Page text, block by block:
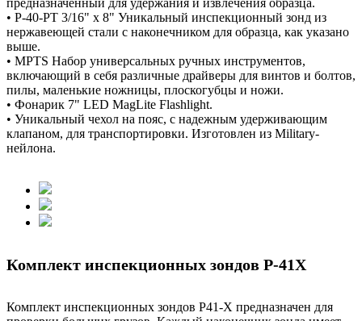
• P-40-PT 3/16" x 8" Уникальный инспекционный зонд из
нержавеющей стали с наконечником для образца, как указано
выше.
• MPTS Набор универсальных ручных инструментов,
включающий в себя различные драйверы для винтов и болтов,
пилы, маленькие ножницы, плоскогубцы и ножи.
• Фонарик 7" LED MagLite Flashlight.
• Уникальный чехол на пояс, с надежным удерживающим
клапаном, для транспортировки. Изготовлен из Military-
нейлона.
Комплект инспекционных зондов Р-41X
Комплект инспекционных зондов P41-X предназначен для